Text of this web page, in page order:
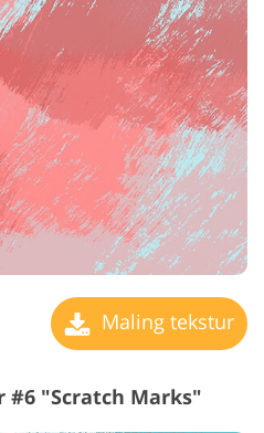
Maling tekstur
"Scratch Marks"